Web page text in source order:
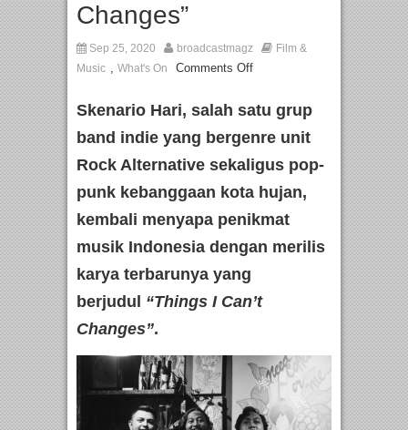
Changes”
Sep 25, 2020 broadcastmagz
Film &
Music , What's On Comments Off
Skenario Hari, salah satu grup
band indie yang bergenre unit
Rock Alternative sekaligus pop-
punk kebanggaan kota hujan,
kembali menyapa penikmat
musik Indonesia dengan merilis
karya terbarunya yang
berjudul “Things I Can’t
Changes”.